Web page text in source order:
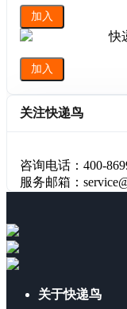
加入
快
加入
关注快递鸟
咨询电话：400-
服务邮箱：
关于快递鸟